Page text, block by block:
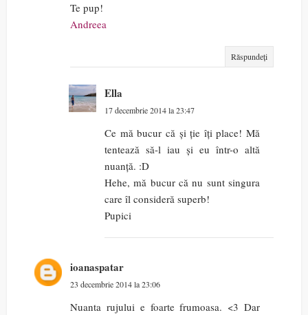
Te pup!
Andreea
Răspundeți
Ella
17 decembrie 2014 la 23:47
Ce mă bucur că și ție îți place! Mă
tentează să-l iau și eu într-o altă
nuanță. :D
Hehe, mă bucur că nu sunt singura
care îl consideră superb!
Pupici
ioanaspatar
23 decembrie 2014 la 23:06
Nuanta rujului e foarte frumoasa. <3 Dar